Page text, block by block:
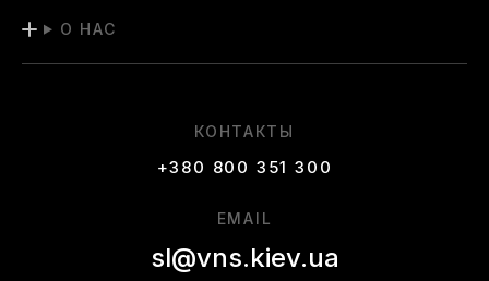
О НАС
КОНТАКТЫ
+380 800 351 300
EMAIL
sl@vns.kiev.ua